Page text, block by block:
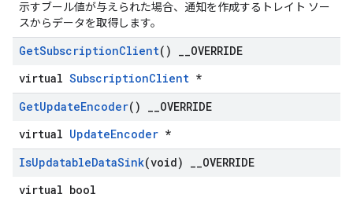
示すブール値が与えられた場合、通知を作成するトレイト ソー
スからデータを取得します。
GetSubscriptionClient()
OVERRIDE
virtual SubscriptionClient *
GetUpdateEncoder()
OVERRIDE
virtual UpdateEncoder *
IsUpdatableDataSink(void)
OVERRIDE
virtual bool